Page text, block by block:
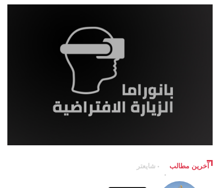
آخرین مطالب شایعتر